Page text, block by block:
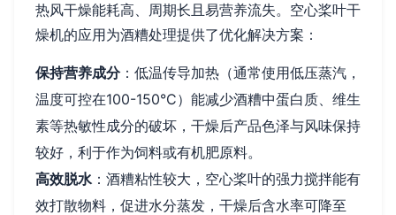
热风干燥能耗高、周期长且易营养流失。空心桨叶干
燥机的应用为酒糟处理提供了优化解决方案：
保持营养成分：低温传导加热（通常使用低压蒸汽，
温度可控在100-150°C）能减少酒糟中蛋白质、维生
素等热敏性成分的破坏，干燥后产品色泽与风味保持
较好，利于作为饲料或有机肥原料。
高效脱水：酒糟粘性较大，空心桨叶的强力搅拌能有
效打散物料，促进水分蒸发，干燥后含水率可降至